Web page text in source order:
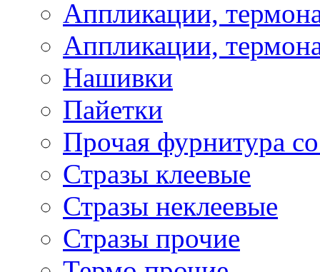
Аппликации,
Аппликации,
Нашивки
Пайетки
Прочая фурнитура
Стразы клеевые
Стразы неклеевые
Стразы прочие